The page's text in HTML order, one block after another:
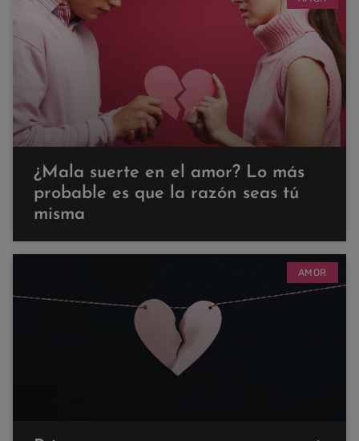
¿Mala suerte en el amor? Lo más
probable es que la razón seas tú
misma
AMOR